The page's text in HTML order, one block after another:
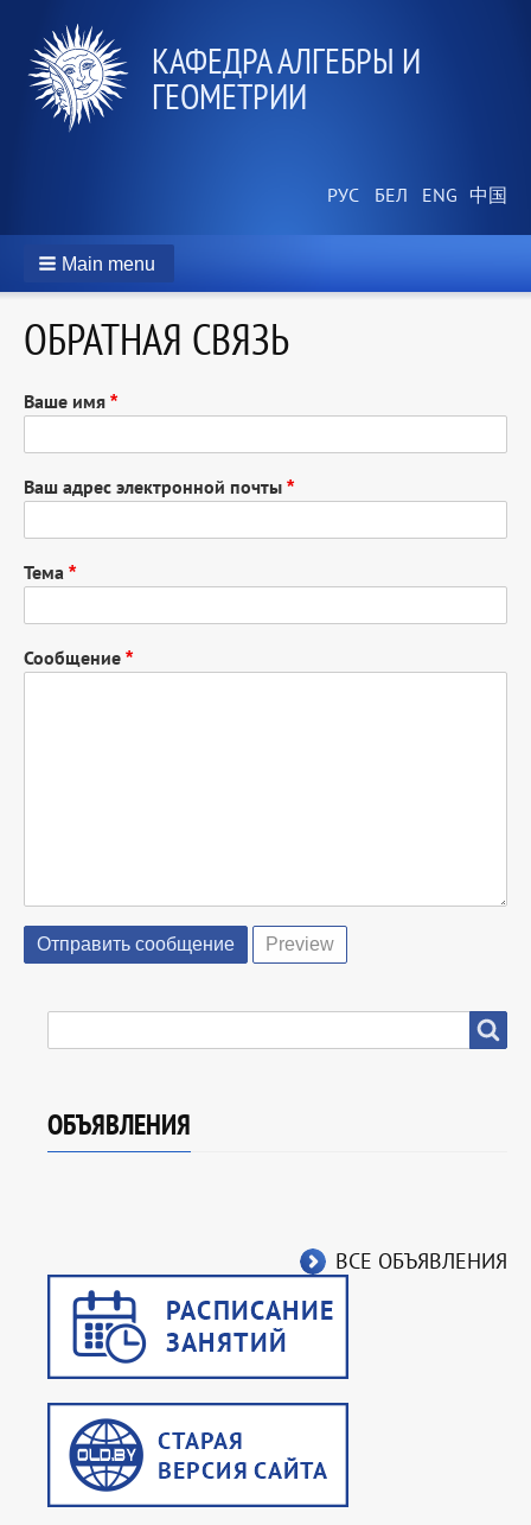
КАФЕДРА АЛГЕБРЫ И
ГЕОМЕТРИИ
Main menu
ОБРАТНАЯ СВЯЗЬ
Ваше имя
Ваш адрес электронной почты
Тема
Сообщение
ОБЪЯВЛЕНИЯ
ВСЕ ОБЪЯВЛЕНИЯ